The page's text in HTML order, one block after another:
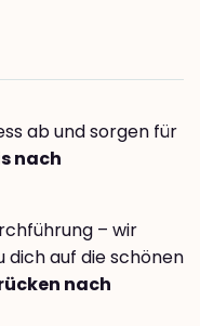
ab und sorgen für
nach
– wir
dich auf die schönen
nach